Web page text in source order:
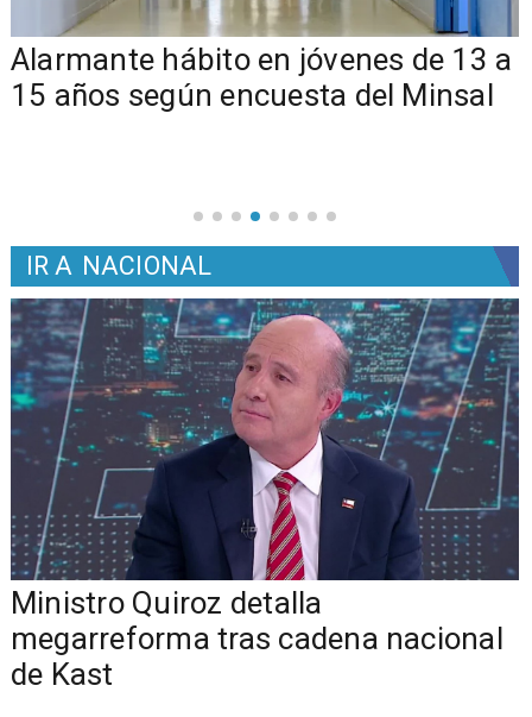
Alarmante hábito en jóvenes de 13 a
15 años según encuesta del Minsal
IR A NACIONAL
Ministro Quiroz detalla
megarreforma tras cadena nacional
de Kast